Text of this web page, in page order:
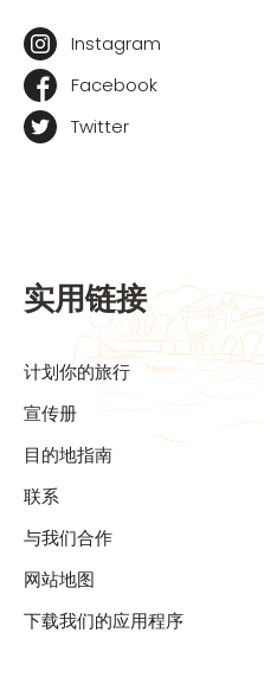
Instagram
Facebook
Twitter
实用链接
计划你的旅行
宣传册
目的地指南
联系
与我们合作
网站地图
下载我们的应用程序